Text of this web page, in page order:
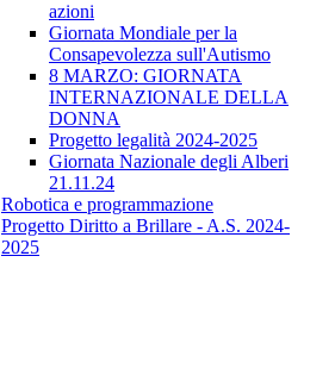
azioni
Giornata Mondiale per la
Consapevolezza sull'Autismo
8 MARZO: GIORNATA
INTERNAZIONALE DELLA
DONNA
Progetto legalità 2024-2025
Giornata Nazionale degli Alberi
21.11.24
Robotica e programmazione
Progetto Diritto a Brillare - A.S. 2024-
2025